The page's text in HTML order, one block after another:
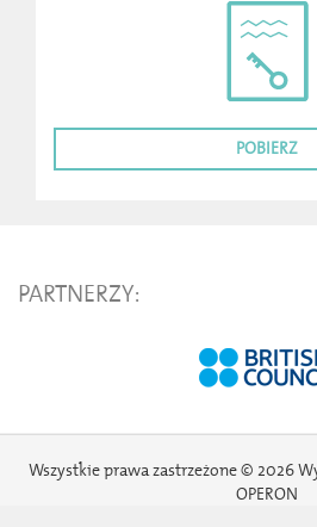
POBIERZ
PARTNERZY:
Wszystkie prawa zastrzeżone © 2026
OPERON